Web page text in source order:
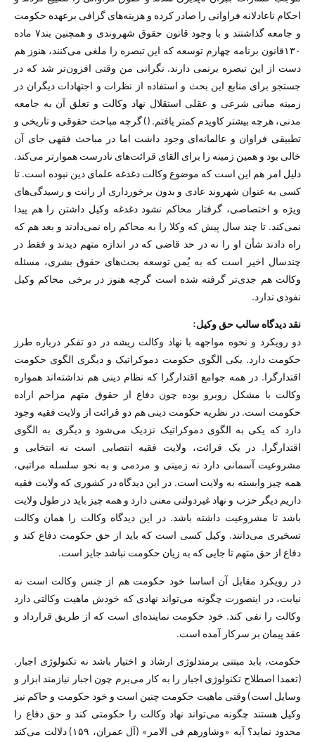
احکام ناعادلانه فراوانی را صادر کرده و هزینه‌های گزافی برعهده حکومت
و جامعه گذاشتند و با وجود قانون حقوق شهروندی و همچنین بند۷ ماده
۱۳۰قانون برنامه چهارم توسعه که این تبصره را ملغی می‌کنند، هنوز هم
دست از این تبصره برنمی دارند. نگرانی من وقتی افزون‌تر شد که در
جستجو برای منابع این بحث و استفاده از نظرات و اجتهادات دیگران در
زمینه مبانی شرعی و عقلی استقلال نهاد وکالت و تعلق آن به جامعه
مدنی، هرچه بیشتر کاویدم کمتر یافتم. () گرچه مباحث حقوقی و تاریخی و
تطبیقی فراوان و عالمانه‌ای وجود داشت اما در مباحث فقهی جای آن
خالی بود و همین زمینه را برای القای قرائت‌های نادرست هموار‌تر می‌کند.
دلیل امر هم این است که موضوع وکالت دغدغه علمای دین نبوده است. تا
کسی به عنوان شهروند عادی و بدون برخورداری از رانت و رسیدگی‌های
ویژه و اختصاصی، گرفتار محاکم نشود دغدغه وکیل داشتن را هم پیدا
نمی‌کند. تا چند سال پیش که وکلا را به محاکم راه نمی‌دادند و بعد هم که
راه دادند شأن او را نه در حد قاضی که در اندازه متهم دیدند و فقط در
چندسال اخیر است که به یُمن توسعه بحث‌های حقوق بشری، مسئله
وکالت هم جدی‌تر گرفته شده است گرچه هنوز در برخی محاکم وکیل
نفوذی ندارد.
نقد دیدگاه سالب حق وکیل:
دو رویکرد و نحوه مواجهه با نهاد وکالت ریشه در دو تفکر درباره طرز
حکومت دارد. یکی الگوی حکومت دموکراتیک و دیگری الگوی حکومت
اقتدارگرا. در همه جوامع اقتدارگرا که نظام دینی هم نداشته‌اند همواره
وکالت با مشکل روبرو بوده چون دفاع از حقوق متهم مزاحم اراده
حکومت است. در نظریه حکومت دینی هم دو قرائت از ولایت فقیه وجود
دارد که یکی به الگوی دموکراتیک نزدیک می‌شود و دیگری به الگوی
اقتدارگرا. در یک قرائت، ولایت فقیه انتصابی است نه انتخابی و
مشروعیت آسمانی دارد نه زمینی و مردمی و به نحو سلسله مراتبی،
همه چیز وابسته به ولایت است. در این دیدگاه در کشوری که ولایت فقیه
داریم دیگر حزب و نهاد غیردولتی معنی دارد و همه چیز باید در طول ولایت
باشد تا مشروعیت داشته باشد. در این دیدگاه وکالت را‌‌ همان وکالت
تسخیری می‌دانند. وکیل کسی است که باید از حق حکومت دفاع کند و
دفاع از حق متهم تا جایی که به زیان حکومت نباشد جایز است.
در رویکرد مقابل آن اساسا خود حکومت هم از جنس وکالت است نه
نیابت، در اینصورت چگونه می‌تواند نهادی که خودش ماهیت وکالتی دارد
وکالت را نفی کند. خود حکومت نماینده‌ای است که از طریق قرارداد و
عقد پیمان بر سرکار آمده است.
حکومت، بابد مبتنی برمتدلوژی ارشاد و اختیار باشد نه تکنولوژی اجبار.
(تعمدا اصطلاح تکنولوژی اجبار را به کار می‌برم چون اجبار نیازمند ابزار و
وسایل است) وقتی ماهیت حکومت چنین است و خود حکومت و حاکم نیز
وکیل هستند چگونه می‌تواند نهاد وکالت را حکومتی کند و حق دفاع را
محدود نماید؟ آیه «وشاورهم فی الامر» (آل عمران، ۱۵۹) دلالت می‌کند